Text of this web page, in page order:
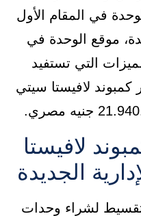
في المقام الأول
موقع الوحدة في
التي تستفيد
كمبوند لافيستا سيتي
لافيستا
الجديدة
لشراء وحدات